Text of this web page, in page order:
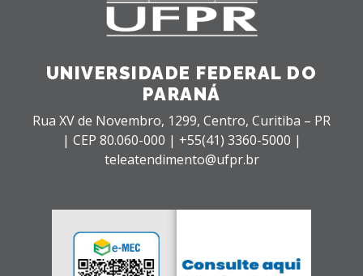
UNIVERSIDADE FEDERAL DO
PARANÁ
Rua XV de Novembro, 1299, Centro, Curitiba – PR
| CEP 80.060-000 | +55(41) 3360-5000 |
teleatendimento@ufpr.br